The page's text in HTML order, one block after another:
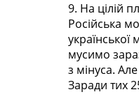
9. На цілій
Російська
мусимо
з мінуса.
Заради тих